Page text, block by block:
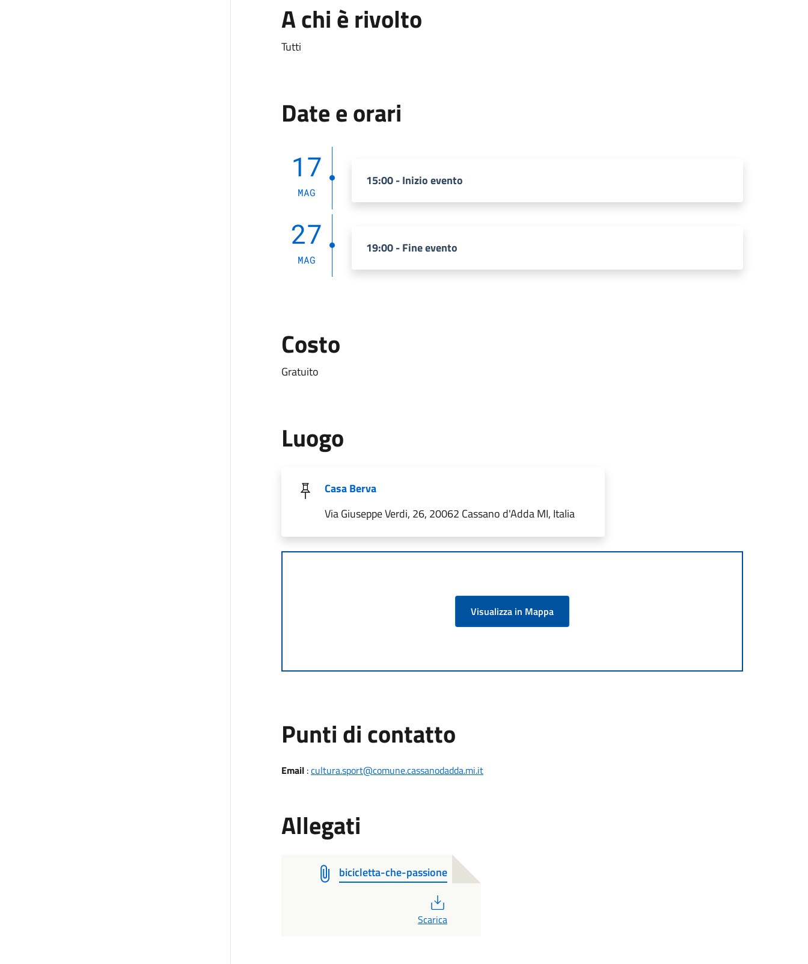
A chi è rivolto
Tutti
Date e orari
17
MAG
15:00 - Inizio evento
27
MAG
19:00 - Fine evento
Costo
Gratuito
Luogo
Casa Berva
Via Giuseppe Verdi, 26, 20062 Cassano d'Adda MI, Italia
Visualizza in Mappa
Punti di contatto
Email:cultura.sport@comune.cassanodadda.mi.it
Allegati
bicicletta-che-passione
Scarica